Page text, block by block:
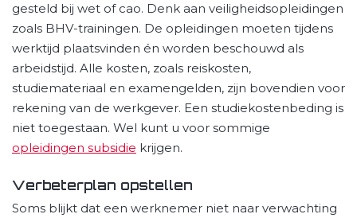
gesteld bij wet of cao. Denk aan veiligheidsopleidingen
zoals BHV-trainingen. De opleidingen moeten tijdens
werktijd plaatsvinden én worden beschouwd als
arbeidstijd. Alle kosten, zoals reiskosten,
studiemateriaal en examengelden, zijn bovendien voor
rekening van de werkgever. Een studiekostenbeding is
niet toegestaan. Wel kunt u voor sommige
opleidingen subsidie krijgen.
Verbeterplan opstellen
Soms blijkt dat een werknemer niet naar verwachting